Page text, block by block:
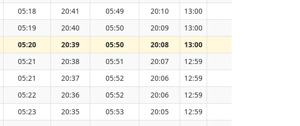
05:18 20:41 05:49 20:10 13:00
05:19 20:40 05:50 20:09 13:00
05:20 20:39 05:50 20:08 13:00
05:21 20:38 05:51 20:07 12:59
05:21 20:37 05:52 20:06 12:59
05:22 20:36 05:52 20:06 12:59
05:23 20:35 05:53 20:05 12:59